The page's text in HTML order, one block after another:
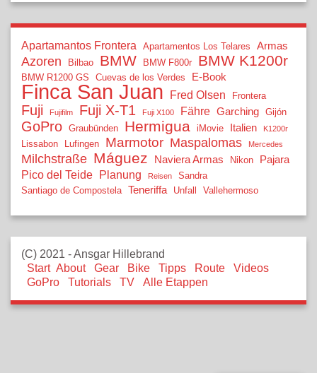
Apartamantos Frontera Apartamentos Los Telares Armas
Azoren Bilbao BMW BMW F800r BMW K1200r
BMW R1200 GS Cuevas de los Verdes E-Book
Finca San Juan Fred Olsen Frontera
Fuji Fujifilm Fuji X-T1 Fuji X100 Fähre Garching Gijón
GoPro Graubünden Hermigua iMovie Italien K1200r
Lissabon Lufingen Marmotor Maspalomas Mercedes
Milchstraße Máguez Naviera Armas Nikon Pajara
Pico del Teide Planung Reisen
Sandra
Santiago de Compostela Teneriffa Unfall Vallehermoso
(C) 2021 - Ansgar Hillebrand
Start About Gear Bike Tipps Route
Videos
GoPro
Tutorials TV Alle Etappen